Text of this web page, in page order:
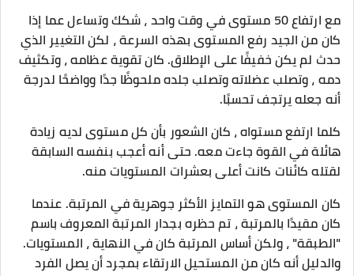
مع ارتفاع 50 مستوى في وقت واحد ، شكك وتساءل عما إذا
كان من الجيد رفع المستوى بهذه السرعة ، لكن التغيير الذي
حدث لم يكن خفيفًا على الإطلاق. كان تقوية عظامه ، وتكثيف
دمه ، وتصلب عضلاته وتصلب جلده ملحوظًا جدًا وواضحًا لدرجة
أنه جعله يرتجف تحسبًا.
كلما ارتفع مستواه ، كان الشعور بأن كل مستوى لديه زيادة
هائلة في القوة جاءت معه. حتى أنه أعجب بنفسه السابقة
لقتله كائنات كانت أعلى بعشرات المستويات منه.
كان المستوى هو التمايز الأكثر جوهرية في المرتبة. عندما
كان مقيدًا بالمرتبة ، تم حظره بجدار المرتبة المعروف باسم
"الطبقة" ، ولكن أساس المرتبة كان في النهاية ، المستويات.
والدليل أنه كان من المستحيل الارتقاء بمجرد أن يصل الفرد